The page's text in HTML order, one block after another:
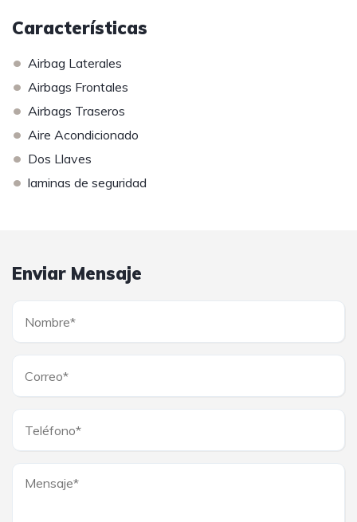
Características
• Airbag Laterales
• Airbags Frontales
• Airbags Traseros
• Aire Acondicionado
• Dos Llaves
• laminas de seguridad
Enviar Mensaje